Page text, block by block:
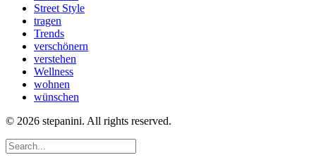
Street Style
tragen
Trends
verschönern
verstehen
Wellness
wohnen
wünschen
© 2026 stepanini. All rights reserved.